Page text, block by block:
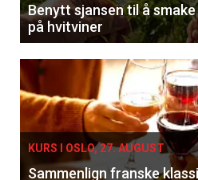
Benytt sjansen til å
på hvitviner
KURS I OSLO, 27. AUGUST
Sammenlign franske